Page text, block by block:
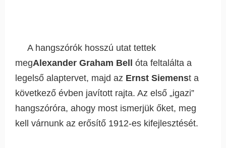
A hangszórók hosszú utat tettek
megAlexander Graham Bell
óta feltalálta a
legelső alaptervet, majd az Ernst Siemenst a
következő évben javított rajta. Az első „igazi”
hangszóróra, ahogy most ismerjük őket, meg
kell várnunk az erősítő 1912-es kifejlesztését.